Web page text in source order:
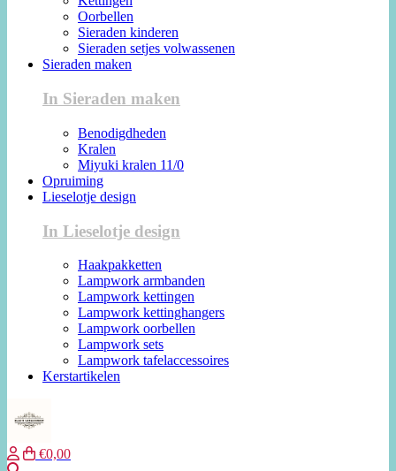
Oorbellen
Sieraden kinderen
Sieraden setjes volwassenen
Sieraden maken
In Sieraden maken
Benodigdheden
Kralen
Miyuki kralen 11/0
Opruiming
Lieselotje design
In Lieselotje design
Haakpakketten
Lampwork armbanden
Lampwork kettingen
Lampwork kettinghangers
Lampwork oorbellen
Lampwork sets
Lampwork tafelaccessoires
Kerstartikelen
€0,00